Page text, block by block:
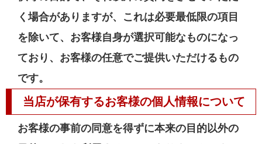
く場合がありますが、これは必要最低限の項目
を除いて、お客様自身が選択可能なものになっ
ており、お客様の任意でご提供いただけるもの
です。
当店が保有するお客様の個人情報について
お客様の事前の同意を得ずに本来の目的以外の